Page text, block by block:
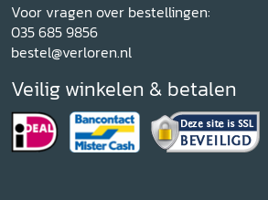
Voor vragen over bestellingen:
035 685 9856
bestel@verloren.nl
Veilig winkelen & betalen